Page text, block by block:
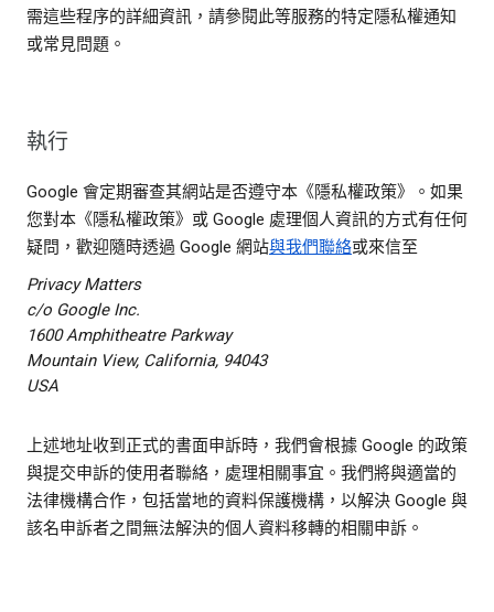
需這些程序的詳細資訊，請參閱此等服務的特定隱私權通知
或常見問題。
執行
Google 會定期審查其網站是否遵守本《隱私權政策》。如果
您對本《隱私權政策》或 Google 處理個人資訊的方式有任何
疑問，歡迎隨時透過 Google 網站與我們聯絡或來信至
Privacy Matters
c/o Google Inc.
1600 Amphitheatre Parkway
Mountain View, California, 94043
USA
上述地址收到正式的書面申訴時，我們會根據 Google 的政策
與提交申訴的使用者聯絡，處理相關事宜。我們將與適當的
法律機構合作，包括當地的資料保護機構，以解決 Google 與
該名申訴者之間無法解決的個人資料移轉的相關申訴。